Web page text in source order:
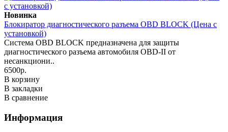
Новинка
Блокиратор диагностического разъема OBD BLOCK (Цена с
установкой)
Система OBD BLOCK предназначена для защиты
диагностического разъема автомобиля OBD-II от
несанкциони..
6500р.
В корзину
В закладки
В сравнение
Информация